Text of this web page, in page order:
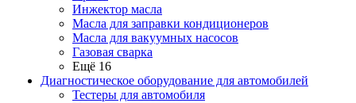
Инжектор масла
Масла для заправки кондиционеров
Масла для вакуумных насосов
Газовая сварка
Ещё 16
Диагностическое оборудование для автомобилей
Тестеры для автомобиля